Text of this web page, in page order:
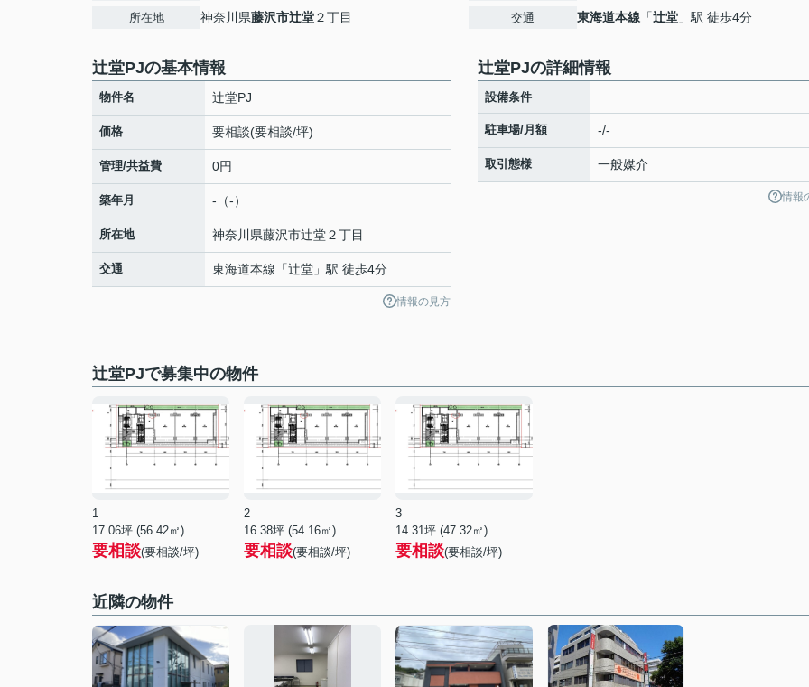
所在地 神奈川県藤沢市辻堂２丁目 交通 東海道本線 「辻堂 」駅 徒歩4分
辻堂PJの基本情報
物件名 辻堂PJ
価格 要相談(要相談/坪)
管理/共益費 0円
築年月 -（-）
所在地 神奈川県藤沢市辻堂２丁目
交通 東海道本線 「辻堂 」駅 徒歩4分
情報の見方
辻堂PJの詳細情報
設備条件
駐車場/月額 -/-
取引態様 一般媒介
情報
辻堂PJで募集中の物件
1
17.06坪 (56.42㎡)
要相談(要相談/坪)
2
16.38坪 (54.16㎡)
要相談(要相談/坪)
3
14.31坪 (47.32㎡)
要相談(要相談/坪)
近隣の物件